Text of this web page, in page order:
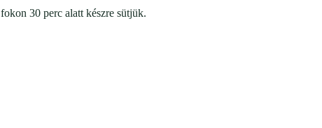
fokon 30 perc alatt készre sütjük.